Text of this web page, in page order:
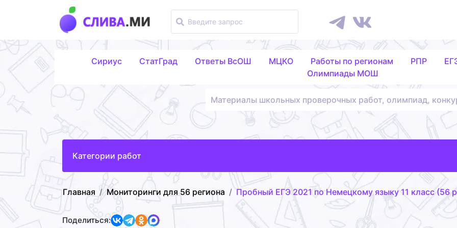
Сириус СтатГрад Ответы ВсОШ МЦКО Работы по регионам РПР
Олимпиады МОШ
Материалы школьных проверочных работ, олимпиад,
Категории работ
Главная Мониторинги для 56 региона Пробный ЕГЭ 2021 по Немецкому языку 11 класс (56
Поделиться: